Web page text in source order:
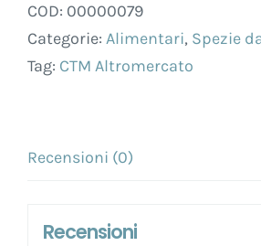
COD: 00000079
Categorie: Alimentari, Spezie
Tag: CTM Altromercato
Recensioni (0)
Recensioni